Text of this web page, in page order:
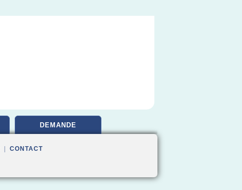
DEMANDE
CONTACT